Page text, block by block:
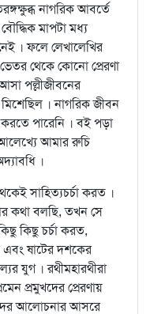
নাগরিক আবর্তে
মাপটা মধ্য
। ফলে লেখালেখির
থেকে কোনো প্রেরণা
পল্লীজীবনের
মিশেছিল । নাগরিক জীবন
পারেনি । বই পড়া
আমার রুচি
।
সাহিত্যচর্চা করত ।
কথা বলছি, তখন সে
কিছু চর্চা করত,
ষাটের দশকের
যুগ । রথীমহারথীরা
প্রমুখদের প্রেরণায়
আলোচনার আসরে